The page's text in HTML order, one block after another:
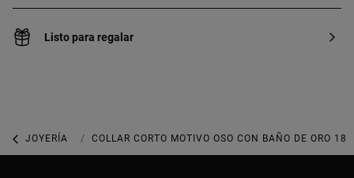
Listo para regalar
JOYERÍA JOYAS CON GEMAS
COLLAR CORTO MOTIVO OSO CON BAÑO DE ORO